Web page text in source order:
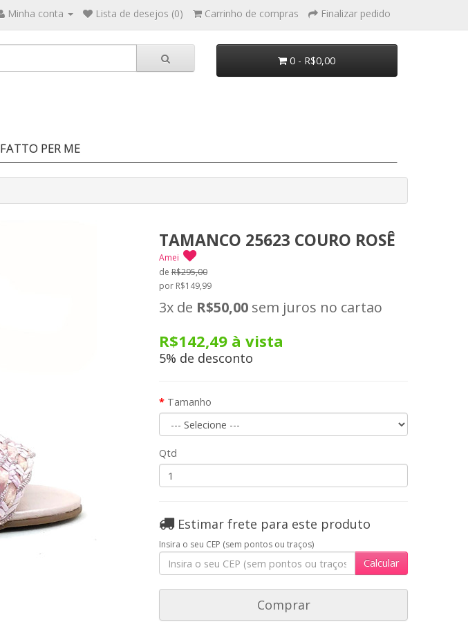
Minha conta Lista de desejos (0) Carrinho de compras Finalizar pedido
0 - R$0,00
FATTO PER ME
TAMANCO 25623 COURO ROSÊ
Amei
de R$295,00
por R$149,99
3x de R$50,00 sem juros no cartao
R$142,49 à vista
5% de desconto
Tamanho
Qtd
Estimar frete para este produto
Insira o seu CEP (sem pontos ou traços)
Calcular
Comprar